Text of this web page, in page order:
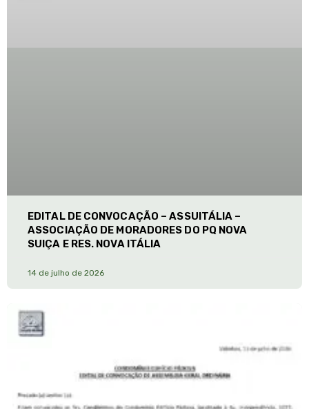
EDITAL DE CONVOCAÇÃO – ASSUITÁLIA –
ASSOCIAÇÃO DE MORADORES DO PQ NOVA
SUIÇA E RES. NOVA ITÁLIA
14 de julho de 2026